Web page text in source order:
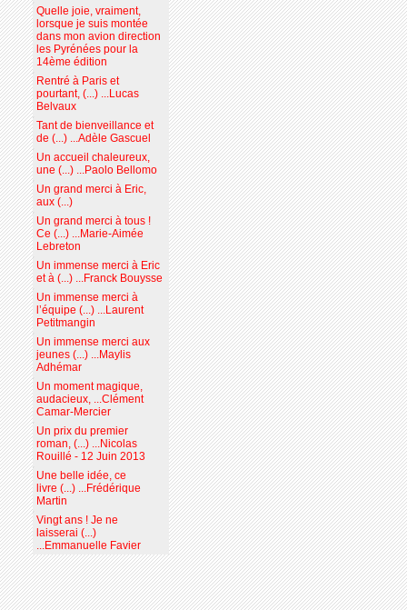
Quelle joie, vraiment,
lorsque je suis montée
dans mon avion direction
les Pyrénées pour la
14ème édition
Rentré à Paris et
pourtant, (...) ...Lucas
Belvaux
Tant de bienveillance et
de (...) ...Adèle Gascuel
Un accueil chaleureux,
une (...) ...Paolo Bellomo
Un grand merci à Eric,
aux (...)
Un grand merci à tous !
Ce (...) ...Marie-Aimée
Lebreton
Un immense merci à Eric
et à (...) ...Franck Bouysse
Un immense merci à
l’équipe (...) ...Laurent
Petitmangin
Un immense merci aux
jeunes (...) ...Maylis
Adhémar
Un moment magique,
audacieux, ...Clément
Camar-Mercier
Un prix du premier
roman, (...) ...Nicolas
Rouillé - 12 Juin 2013
Une belle idée, ce
livre (...) ...Frédérique
Martin
Vingt ans ! Je ne
laisserai (...)
...Emmanuelle Favier